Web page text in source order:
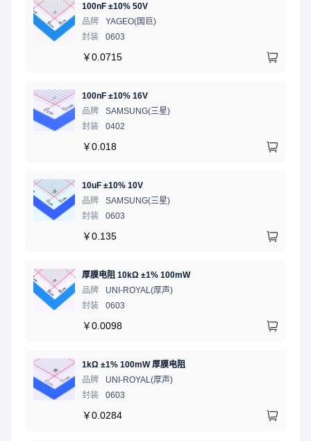
100nF ±10% 50V
品牌
YAGEO(国巨)
封装
0603
￥0.0715
100nF ±10% 16V
品牌
SAMSUNG(三星)
封装
0402
￥0.018
10uF ±10% 10V
品牌
SAMSUNG(三星)
封装
0603
￥0.135
厚膜电阻 10kΩ ±1% 100mW
品牌
UNI-ROYAL(厚声)
封装
0603
￥0.0098
1kΩ ±1% 100mW 厚膜电阻
品牌
UNI-ROYAL(厚声)
封装
0603
￥0.0284